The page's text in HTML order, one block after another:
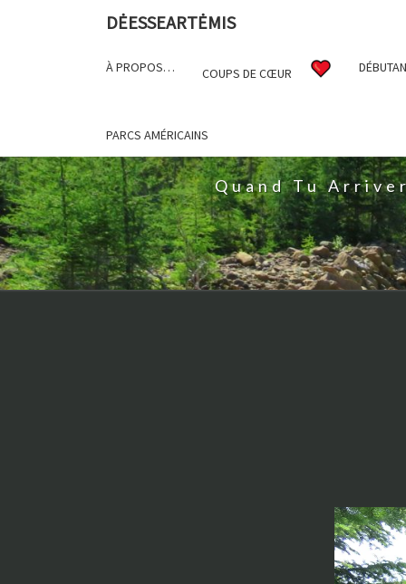
DĖESSEARTĖMIS
À PROPOS… COUPS DE CŒUR
PARCS AMÉRICAINS
Quand Tu